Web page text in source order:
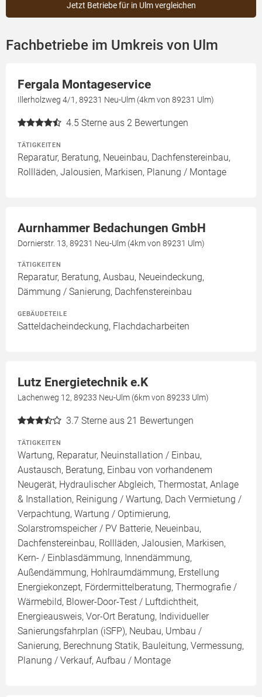
Jetzt Betriebe für in Ulm vergleichen
Fachbetriebe im Umkreis von Ulm
Fergala Montageservice
Illerholzweg 4/1, 89231 Neu-Ulm (4km von 89231 Ulm)
4.5 Sterne aus 2 Bewertungen
TÄTIGKEITEN
Reparatur, Beratung, Neueinbau, Dachfenstereinbau,
Rollläden, Jalousien, Markisen, Planung / Montage
Aurnhammer Bedachungen GmbH
Dornierstr. 13, 89231 Neu-Ulm (4km von 89231 Ulm)
TÄTIGKEITEN
Reparatur, Beratung, Ausbau, Neueindeckung,
Dämmung / Sanierung, Dachfenstereinbau
GEBÄUDETEILE
Satteldacheindeckung, Flachdacharbeiten
Lutz Energietechnik e.K
Lachenweg 12, 89233 Neu-Ulm (6km von 89233 Ulm)
3.7 Sterne aus 21 Bewertungen
TÄTIGKEITEN
Wartung, Reparatur, Neuinstallation / Einbau,
Austausch, Beratung, Einbau von vorhandenem
Neugerät, Hydraulischer Abgleich, Thermostat, Anlage
& Installation, Reinigung / Wartung, Dach Vermietung /
Verpachtung, Wartung / Optimierung,
Solarstromspeicher / PV Batterie, Neueinbau,
Dachfenstereinbau, Rollläden, Jalousien, Markisen,
Kern- / Einblasdämmung, Innendämmung,
Außendämmung, Hohlraumdämmung, Erstellung
Energiekonzept, Fördermittelberatung, Thermografie /
Wärmebild, Blower-Door-Test / Luftdichtheit,
Energieausweis, Vor-Ort Beratung, Individueller
Sanierungsfahrplan (iSFP), Neubau, Umbau /
Sanierung, Berechnung Statik, Bauleitung, Vermessung,
Planung / Verkauf, Aufbau / Montage